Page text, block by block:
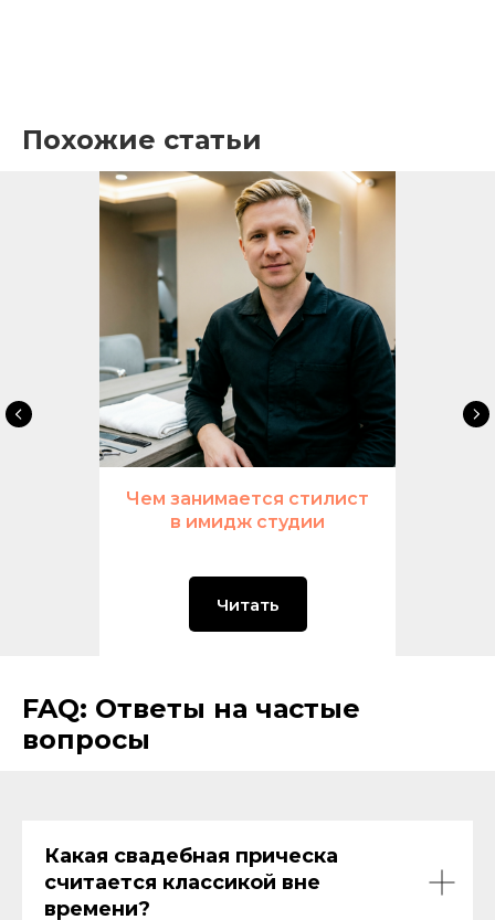
Похожие статьи
Чем занимается стилист
в имидж студии
Читать
FAQ: Ответы на частые
вопросы
Какая свадебная прическа
считается классикой вне
времени?